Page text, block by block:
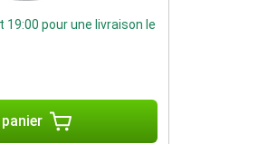
pour une livraison le